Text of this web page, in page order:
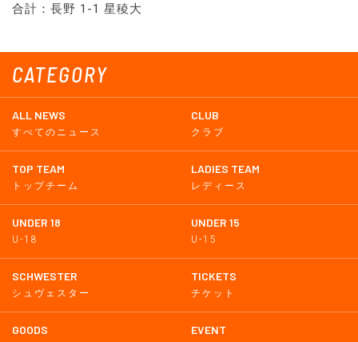
CATEGORY
ALL NEWS
すべてのニュース
CLUB
クラブ
TOP TEAM
トップチーム
LADIES TEAM
レディース
UNDER 18
U-18
UNDER 15
U-15
SCHWESTER
シュヴェスター
TICKETS
チケット
GOODS EVENT
合計：長野 1-1 星稜大